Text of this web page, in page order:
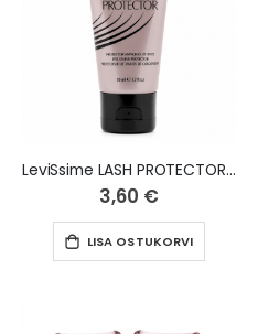
LeviSsime LASH PROTECTOR, 50 ml
3,60 €
LISA OSTUKORVI